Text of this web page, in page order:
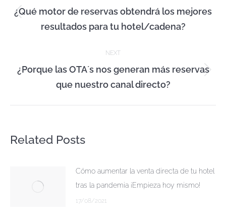
navigation
post:
¿Qué motor de reservas obtendrá los mejores
resultados para tu hotel/cadena?
NEXT
Next
post:
¿Porque las OTA´s nos generan más reservas
que nuestro canal directo?
Related Posts
Cómo aumentar la venta directa de tu hotel
tras la pandemia ¡Empieza hoy mismo!
17/08/2021